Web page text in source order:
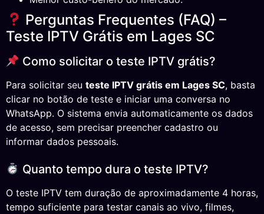
Perguntas Frequentes (FAQ) –
Teste IPTV Grátis em Lages SC
Como solicitar o teste IPTV grátis?
Para solicitar seu teste IPTV grátis em Lages SC, basta
clicar no botão de teste e iniciar uma conversa no
WhatsApp. O sistema envia automaticamente os dados
de acesso, sem precisar preencher cadastro ou
informar dados pessoais.
Quanto tempo dura o teste IPTV?
O teste IPTV tem duração de aproximadamente 4 horas,
tempo suficiente para testar canais ao vivo, filmes,